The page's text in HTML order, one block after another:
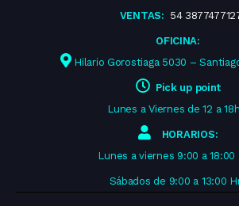
VENTAS: 54
OFICINA:
Hilario Gorostiaga 5030 –
Pick up point
Lunes a Viernes de 12 a
HORARIOS:
Lunes a viernes 9:00 a 18:00
Sábados de 9:00 a 13:00